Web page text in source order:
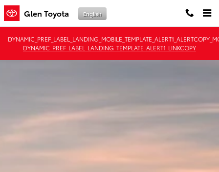
Saltar al contenido principal
Combustible Alternativo
Glen Toyota English
DYNAMIC_PREF_LABEL_LANDING_TEMPLATE_ALERT1_LINKCOPY